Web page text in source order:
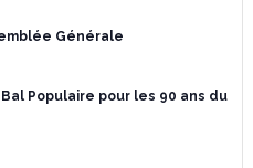
Générale
Bal Populaire pour les 90 ans du